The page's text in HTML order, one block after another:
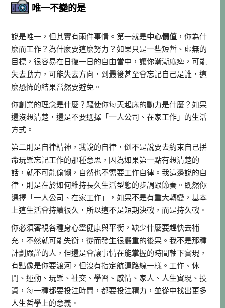
唯一不變的是
說是唯一，但其實有兩件事情。第一就是中心價值 ，你為什
麼而工作？為什麼要這麼努力？如果只是一些短暫、虛無的
目標，很容易在日復一日的自由當中，讓你漸漸麻痺，可能
失去動力，可能失去方向，到最後甚至會忘記自己是誰，這
麼恐怖的結果當然要避免。
你創業的理念是什麼？驅使你每天起床的動力是什麼？如果
還沒想清楚，還是不要選擇「一人公司、在家工作」的生活
方式。
第二則是自律精神，我說的自律，倒不是說要去約束自己拼
命玩樂忘記工作的那種意思，因為如果第一點有想清楚的
話，就不可能偷懶，自然也不需要工作自律。我這邊說的自
律，則是在於如何維持長久生活型態的步調跟節奏。既然你
選擇「一人公司、在家工作」，如果不是有重大轉變，基本
上這生活會持續很久，所以這不是短期決戰，而是持久戰。
你必須審視各種身心靈健康與平衡，缺少什麼要趕快去補
充，不然就可能失衡，從而發生很嚴重的後果。我不是那種
計劃嚴謹的人，但還是會讓事情在能掌握的時間軸下實現，
有點像是你要渡河，但沒有指定航運路線一樣。工作、休
閒、運動、玩樂、社交、學習、感情、家人、人生實現、投
資，每一種都要投注時間，都要投注精力，並從中找出更多
人生哲學上的意義。